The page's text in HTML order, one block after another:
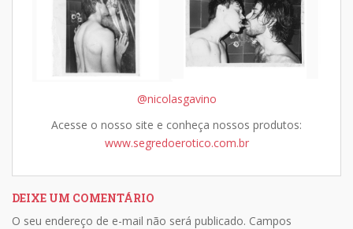
@nicolasgavino
Acesse o nosso site e conheça nossos produtos:
www.segredoerotico.com.br
DEIXE UM COMENTÁRIO
O seu endereço de e-mail não será publicado. Campos